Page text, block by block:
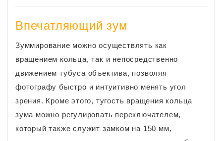
Впечатляющий зум
Зуммирование можно осуществлять как
вращением кольца, так и непосредственно
движением тубуса объектива, позволяя
фотографу быстро и интуитивно менять угол
зрения. Кроме этого, тугость вращения кольца
зума можно регулировать переключателем,
который также служит замком на 150 мм,